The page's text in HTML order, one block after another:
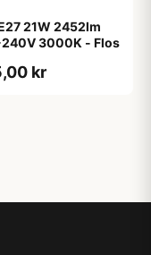
21W 2452lm
3000K - Flos
kr